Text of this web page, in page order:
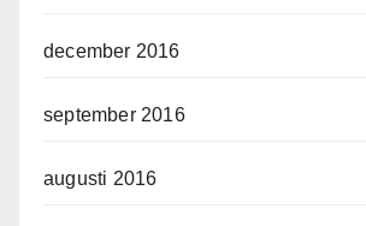
december 2016
september 2016
augusti 2016